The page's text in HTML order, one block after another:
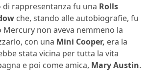
di rappresentanza fu una Rolls
che, stando alle autobiografie, fu
non aveva nemmeno la
con una Mini Cooper, era la
stata vicina per tutta la vita
e poi come amica, Mary Austin.